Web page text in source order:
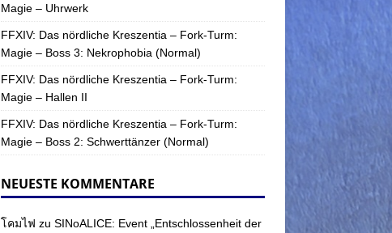
Magie – Uhrwerk
FFXIV: Das nördliche Kreszentia – Fork-Turm:
Magie – Boss 3: Nekrophobia (Normal)
FFXIV: Das nördliche Kreszentia – Fork-Turm:
Magie – Hallen II
FFXIV: Das nördliche Kreszentia – Fork-Turm:
Magie – Boss 2: Schwerttänzer (Normal)
NEUESTE KOMMENTARE
โคมไฟ zu SINoALICE: Event „Entschlossenheit der